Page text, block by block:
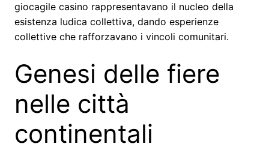
giocagile casino rappresentavano il nucleo della
esistenza ludica collettiva, dando esperienze
collettive che rafforzavano i vincoli comunitari.
Genesi delle fiere
nelle città
continentali